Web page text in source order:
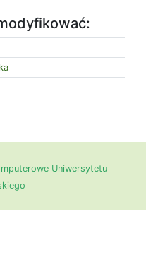
Uniwersytetu